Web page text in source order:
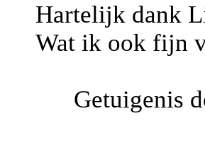
Hartelijk dank
Wat ik ook fijn
Getuigenis